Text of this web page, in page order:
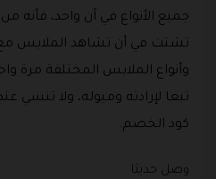
جميع الأنواع في آن واحد، فأنه
تشتت في أن تشاهد الملابس مع
وأنواع الملابس المختلفة
تبعا لإرادته وميوله، ولا تنسي
كود الخصم.
وصل حديثا